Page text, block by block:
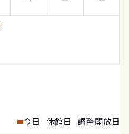
今日 休館日 調整開放日